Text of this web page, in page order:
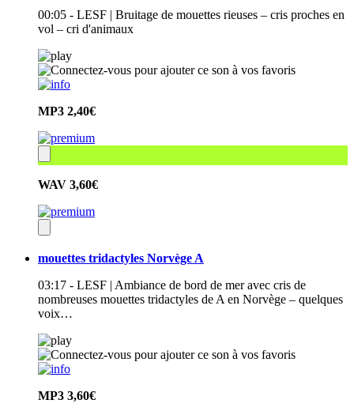
00:05 - LESF | Bruitage de mouettes rieuses – cris proches en
vol – cri d'animaux
MP3 2,40€
WAV 3,60€
mouettes tridactyles Norvège A
03:17 - LESF | Ambiance de bord de mer avec cris de
nombreuses mouettes tridactyles de A en Norvège – quelques
voix…
MP3 3,60€